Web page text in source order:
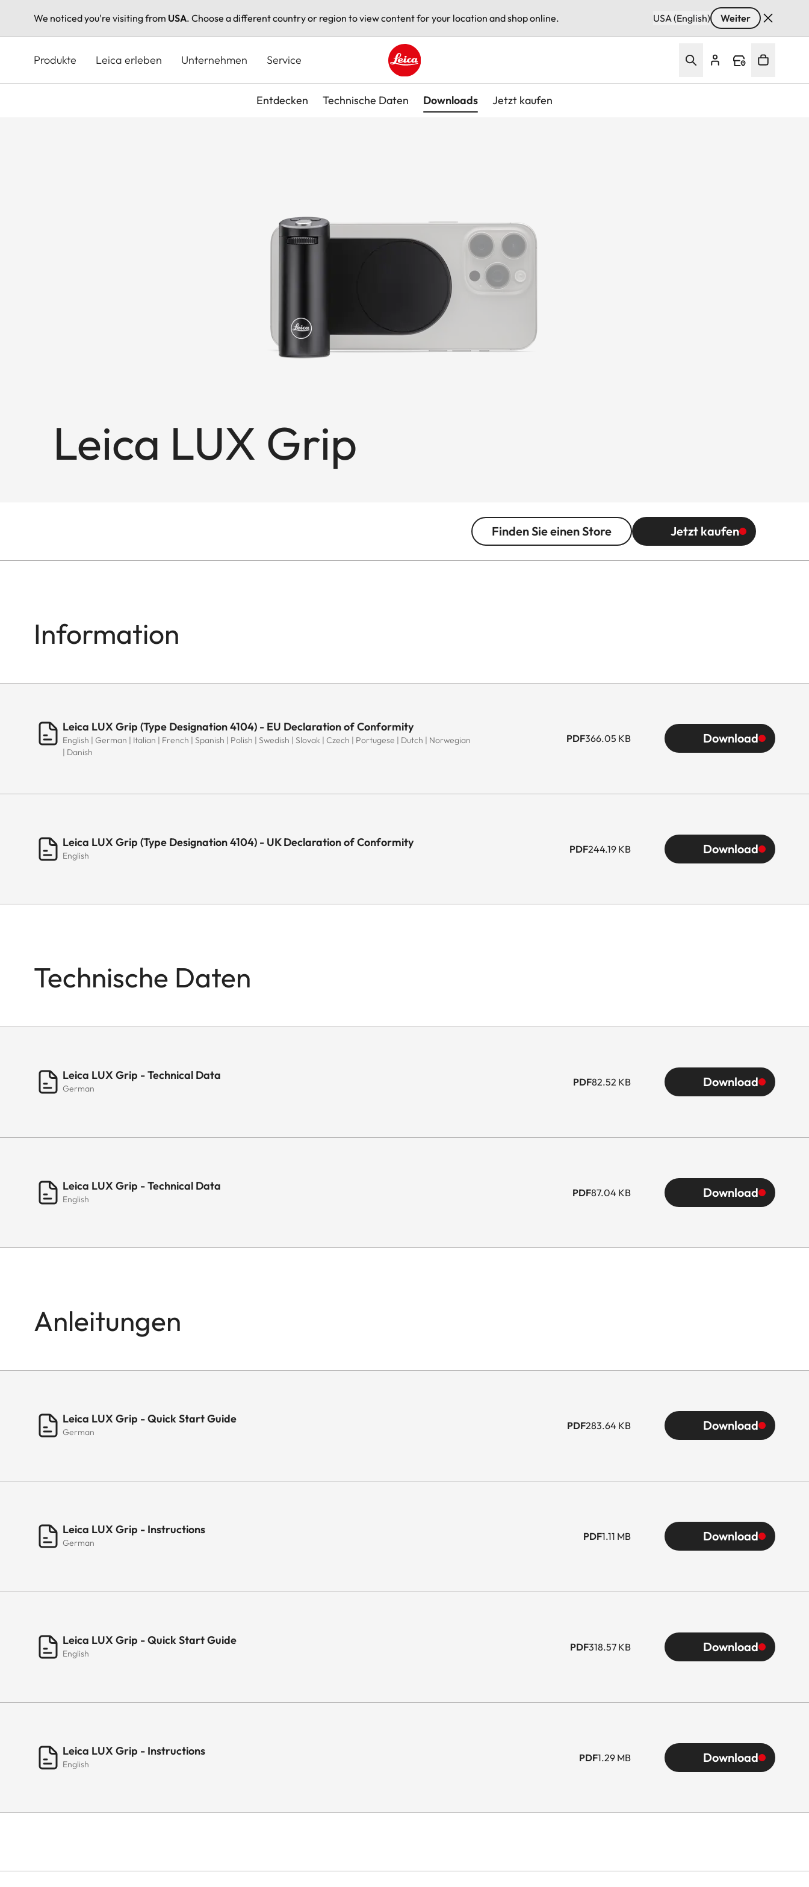
We noticed you're visiting from USA. Choose a different country or region to view content for your location and shop online. USA (English) Weiter
Produkte Leica erleben Unternehmen Service
Leica logo - Home
Entdecken Technische Daten Downloads Jetzt kaufen
Leica LUX Grip
Finden Sie einen Store Jetzt kaufen
Information
Leica LUX Grip (Type Designation 4104) - EU Declaration of Conformity
English | German | Italian | French | Spanish | Polish | Swedish | Slovak | Czech | Portugese | Dutch | Norwegian
| Danish
PDF366.05 KB Download
Leica LUX Grip (Type Designation 4104) - UK Declaration of Conformity
English
PDF244.19 KB Download
Technische Daten
Leica LUX Grip - Technical Data
German
PDF82.52 KB Download
Leica LUX Grip - Technical Data
English
PDF87.04 KB Download
Anleitungen
Leica LUX Grip - Quick Start Guide
German
PDF283.64 KB Download
Leica LUX Grip - Instructions
German
PDF1.11 MB Download
Leica LUX Grip - Quick Start Guide
English
PDF318.57 KB Download
Leica LUX Grip - Instructions
English
PDF1.29 MB Download